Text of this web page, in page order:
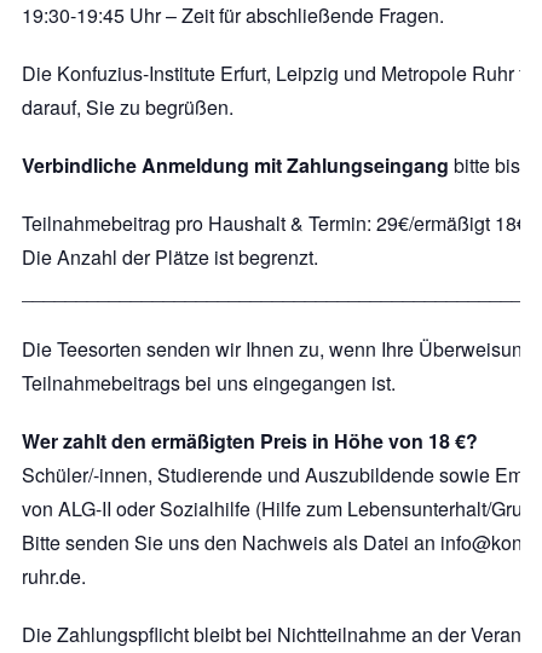
19:30-19:45 Uhr – Zeit für abschließende Fragen.
Die Konfuzius-Institute Erfurt, Leipzig und Metropole Ruhr
darauf, Sie zu begrüßen.
Verbindliche Anmeldung mit Zahlungseingang bitte bis
Teilnahmebeitrag pro Haushalt & Termin: 29€/ermäßigt 18€.
Die Anzahl der Plätze ist begrenzt.
Die Teesorten senden wir Ihnen zu, wenn Ihre Überweisung
Teilnahmebeitrags bei uns eingegangen ist.
Wer zahlt den ermäßigten Preis in Höhe von 18 €?
Schüler/-innen, Studierende und Auszubildende sowie
von ALG-II oder Sozialhilfe (Hilfe zum Lebensunterhalt/
Bitte senden Sie uns den Nachweis als Datei an
ruhr.de.
Die Zahlungspflicht bleibt bei Nichtteilnahme an der